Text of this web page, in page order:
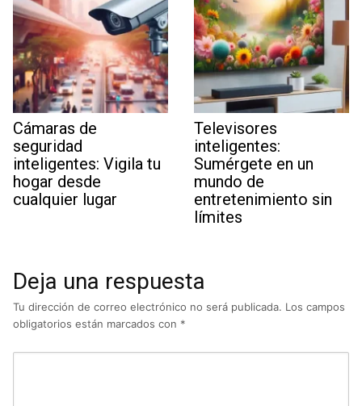
Cámaras de
seguridad
inteligentes: Vigila tu
hogar desde
cualquier lugar
Televisores
inteligentes:
Sumérgete en un
mundo de
entretenimiento sin
límites
Deja una respuesta
Tu dirección de correo electrónico no será publicada. Los campos
obligatorios están marcados con *